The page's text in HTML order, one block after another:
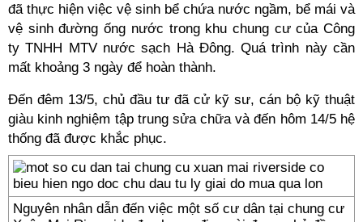
đã thực hiện việc vệ sinh bể chứa nước ngầm, bể mái và
vệ sinh đường ống nước trong khu chung cư của Công
ty TNHH MTV nước sạch Hà Đông. Quá trình này cần
mất khoảng 3 ngày để hoàn thành.
Đến đêm 13/5, chủ đầu tư đã cử kỹ sư, cán bộ kỹ thuật
giàu kinh nghiệm tập trung sửa chữa và đến hôm 14/5 hệ
thống đã được khắc phục.
Nguyên nhân dẫn đến việc một số cư dân tại chung cư